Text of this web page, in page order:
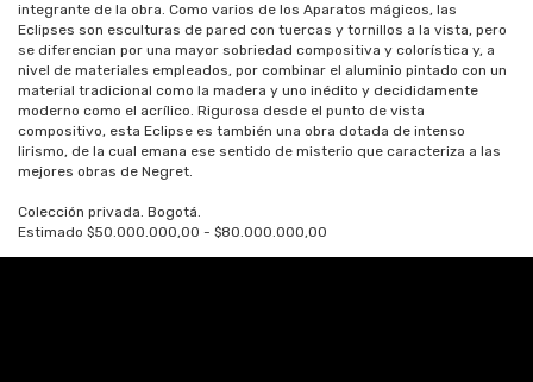
integrante de la obra. Como varios de los Aparatos mágicos, las
Eclipses son esculturas de pared con tuercas y tornillos a la vista, pero
se diferencian por una mayor sobriedad compositiva y colorística y, a
nivel de materiales empleados, por combinar el aluminio pintado con un
material tradicional como la madera y uno inédito y decididamente
moderno como el acrílico. Rigurosa desde el punto de vista
compositivo, esta Eclipse es también una obra dotada de intenso
lirismo, de la cual emana ese sentido de misterio que caracteriza a las
mejores obras de Negret.
Colección privada. Bogotá.
Estimado $50.000.000,00 - $80.000.000,00